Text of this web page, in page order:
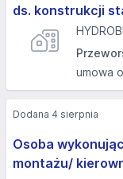
ds. konstrukcji
umowa
Osoba
montażu/
Dodana 4 sierpnia